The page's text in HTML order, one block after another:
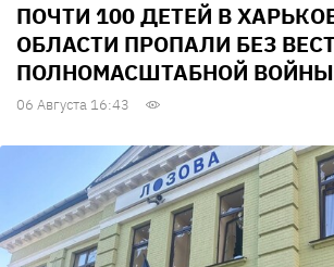
ПОЧТИ 100 ДЕТЕЙ В
ОБЛАСТИ ПРОПАЛИ БЕЗ
ПОЛНОМАСШТАБНОЙ ВОЙНЫ
06 Августа 16:43